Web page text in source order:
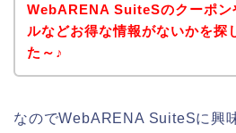
WebARENA SuiteSのクーポン
ルなどお得な情報がないかを探
た～♪
なのでWebARENA SuiteSに興